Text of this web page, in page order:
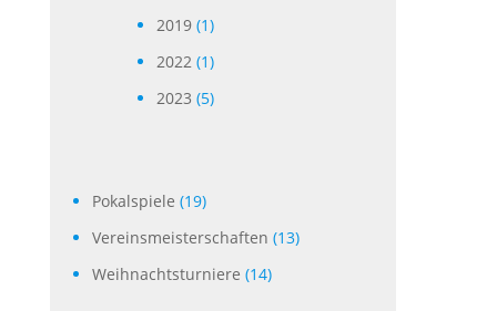
2019(1)
2022(1)
2023 (5)
Pokalspiele (19)
Vereinsmeisterschaften (13)
Weihnachtsturniere (14)